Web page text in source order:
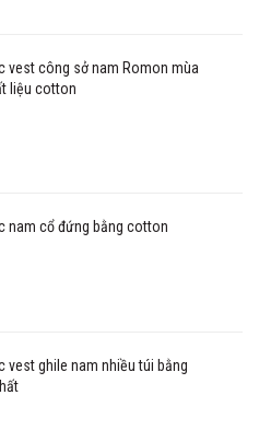
vest công sở nam Romon mùa
liệu cotton
nam cổ đứng bằng cotton
vest ghile nam nhiều túi bằng